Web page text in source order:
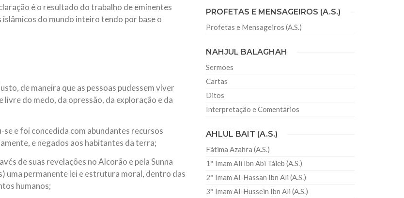
data em que
Imam Ali Ibn Al-
NOTÍCIAS
3 DE JULHO DE 2014
Centro Islâmico no Brasil recebe o ex-ministro das
Na noite da quinta-feira, 03 de Abril, o Centro Islâmico no Brasil recebeu em sua
sede, em São Paulo, o ex-ministro das Relações Exteriores da República Islâmica
do Irã, Sr. Kamal Kharrazi, que encontra-se visitando
é o resultado do trabalho de eminentes
do mundo inteiro tendo por base o
de maneira que as pessoas pudessem viver
do medo, da opressão, da exploração e da
e foi concedida com abundantes recursos
e negados aos habitantes da terra;
de suas revelações no Alcorão e pela Sunna
uma permanente lei e estrutura moral, dentro das
humanos;
PROFETAS E MENSAGEIROS (A.S.)
Profetas e Mensageiros (A.S.)
NAHJUL BALAGHAH
Sermões
Cartas
Ditos
Interpretação e Comentários
AHLUL BAIT (A.S.)
Fátima Azahra (A.S.)
1° Imam Ali Ibn Abi Táleb (A.S.)
2° Imam Al-Hassan Ibn Ali (A.S.)
3° Imam Al-Hussein Ibn Ali (A.S.)